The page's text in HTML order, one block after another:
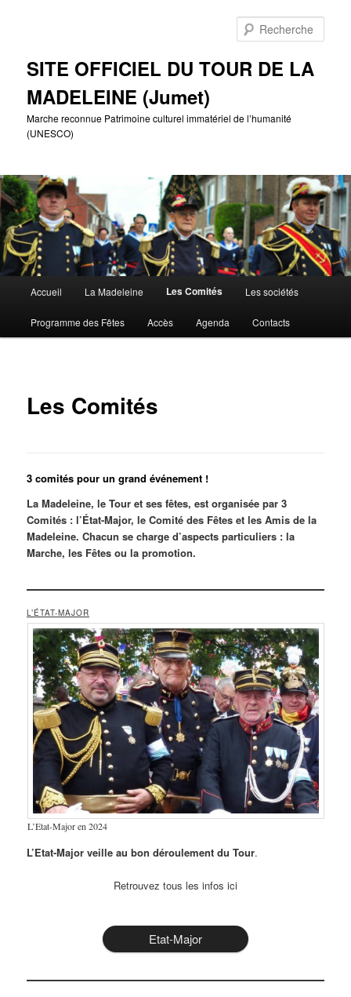
SITE OFFICIEL DU TOUR DE LA
MADELEINE (Jumet)
Marche reconnue Patrimoine culturel immatériel de l’humanité
(UNESCO)
principal
Accueil La Madeleine Les Comités Les sociétés
Programme des Fêtes Accès Agenda Contacts
Les Comités
3 comités pour un grand événement !
La Madeleine, le Tour et ses fêtes, est organisée par 3
Comités : l’État-Major, le Comité des Fêtes et les Amis de la
Madeleine. Chacun se charge d’aspects particuliers : la
Marche, les Fêtes ou la promotion.
L’ÉTAT-MAJOR
L’Etat-Major en 2024
L’Etat-Major veille au bon déroulement du Tour.
Retrouvez tous les infos ici
Etat-Major